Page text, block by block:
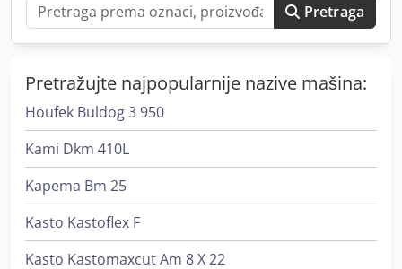
Pretraga
Pretražujte najpopularnije nazive mašina:
Houfek Buldog 3 950
Kami Dkm 410L
Kapema Bm 25
Kasto Kastoflex F
Kasto Kastomaxcut Am 8 X 22